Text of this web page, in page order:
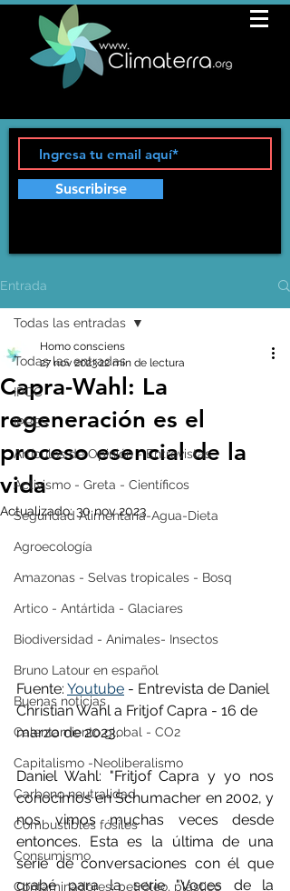
Suscribirse
Entrada
Todas las entradas
IPCC
IPBES
Artículos de Opinión - Entrevistas
Activismo - Greta - Científicos
Seguridad Alimentaria-Agua-Dieta
Agroecología
Amazonas - Selvas tropicales - Bosq
Artico - Antártida - Glaciares
Biodiversidad - Animales- Insectos
Bruno Latour en español
Buenas noticias
Calentamiento global - CO2
Capitalismo -Neoliberalismo
Carbono neutralidad
Combustibles fósiles
Consumismo
Contaminadores: petróleo, plástico
Todas las entradas
Capra-Wahl: La
regeneración es el
proceso esencial de la
vida
Homo consciens
27 nov 202322 min de lectura
Actualizado:30 nov 2023
Fuente: Youtube - Entrevista de Daniel
Christian Wahl a Fritjof Capra - 16 de
marzo de 2023.
Daniel Wahl: "Fritjof Capra y yo nos
conocimos en Schumacher en 2002, y
nos vimos muchas veces desde
entonces. Esta es la última de una
serie de conversaciones con él que
grabé para la serie "Voces de la